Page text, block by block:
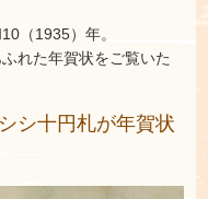
（1935）年。
れた年賀状をご覧いた
シ十円札が年賀状